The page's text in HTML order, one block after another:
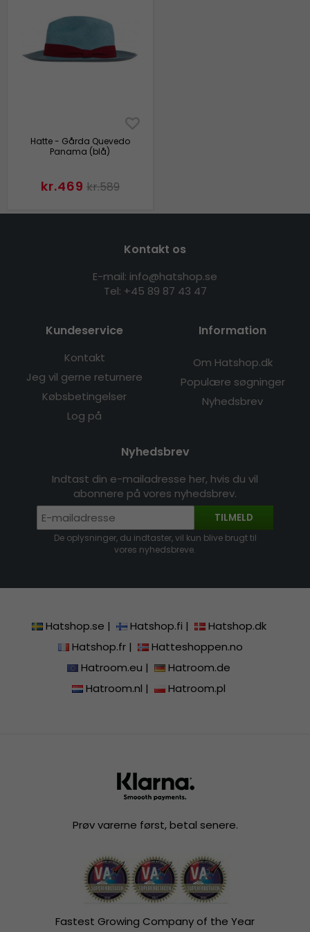
Hatte - Gårda Quevedo
Panama (blå)
kr.469 kr.589
Kontakt os
E-mail: info@hatshop.se
Tel: +45 89 87 43 47
Kundeservice
Kontakt
Jeg vil gerne returnere
Købsbetingelser
Log på
Information
Om Hatshop.dk
Populære søgninger
Nyhedsbrev
Nyhedsbrev
Indtast din e-mailadresse her, hvis du vil
abonnere på vores nyhedsbrev.
TILMELD
De oplysninger, du indtaster, vil kun blive brugt til
vores nyhedsbreve.
Hatshop.se | Hatshop.fi |
Hatshop.dk
Hatshop.fr|
Hatteshoppen.no
Hatroom.eu |
Hatroom.de
Hatroom.nl | Hatroom.pl
Prøv varerne først, betal senere.
Fastest Growing Company of the Year